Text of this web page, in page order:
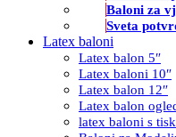
Baloni za
Sveta
Latex baloni
Latex balon 5″
Latex baloni 10″
Latex balon 12″
Latex balon
latex baloni s